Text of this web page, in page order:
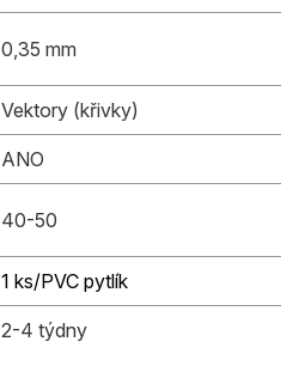
0,35 mm
Vektory (křivky)
ANO
40-50
1 ks/PVC pytlík
2-4 týdny